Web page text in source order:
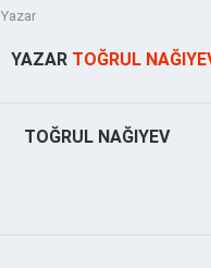
Yazar
YAZAR TOĞRUL
TOĞRUL NAĞIYEV